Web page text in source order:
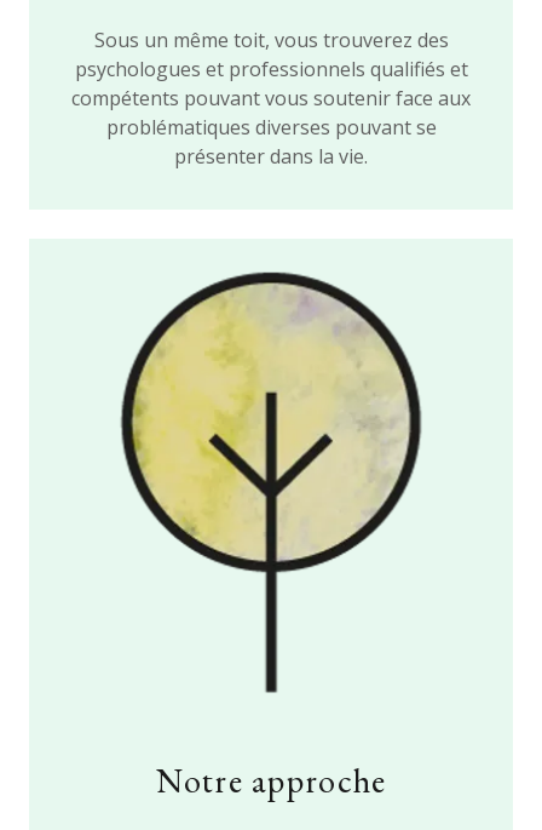
Sous un même toit, vous trouverez des
psychologues et professionnels qualifiés et
compétents pouvant vous soutenir face aux
problématiques diverses pouvant se
présenter dans la vie.
Notre approche